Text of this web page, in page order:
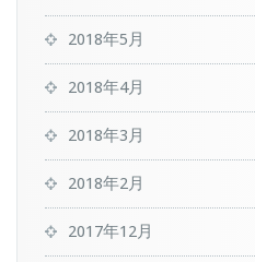
2018年5月
2018年4月
2018年3月
2018年2月
2017年12月